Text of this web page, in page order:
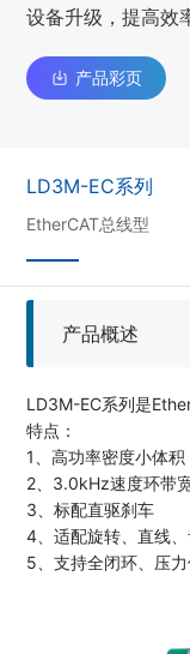
设备升级，提高效
产品彩页
LD3M-EC系列
EtherCAT总线型
产品概述
LD3M-EC系列是
特点：
1、高功率密度小体积
2、3.0kHz速度环带
3、标配直驱刹车
4、适配旋转、直线
5、支持全闭环、压